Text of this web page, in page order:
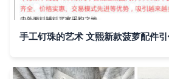
手工钉珠的艺术 文熙新款菠萝配件